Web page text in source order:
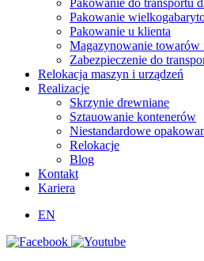
Pakowanie do transportu
Pakowanie
Pakowanie u klienta
Magazynowanie towarów
Zabezpieczenie do
Relokacja maszyn i urządzeń
Realizacje
Skrzynie drewniane
Sztauowanie kontenerów
Niestandardowe
Relokacje
Blog
Kontakt
Kariera
EN